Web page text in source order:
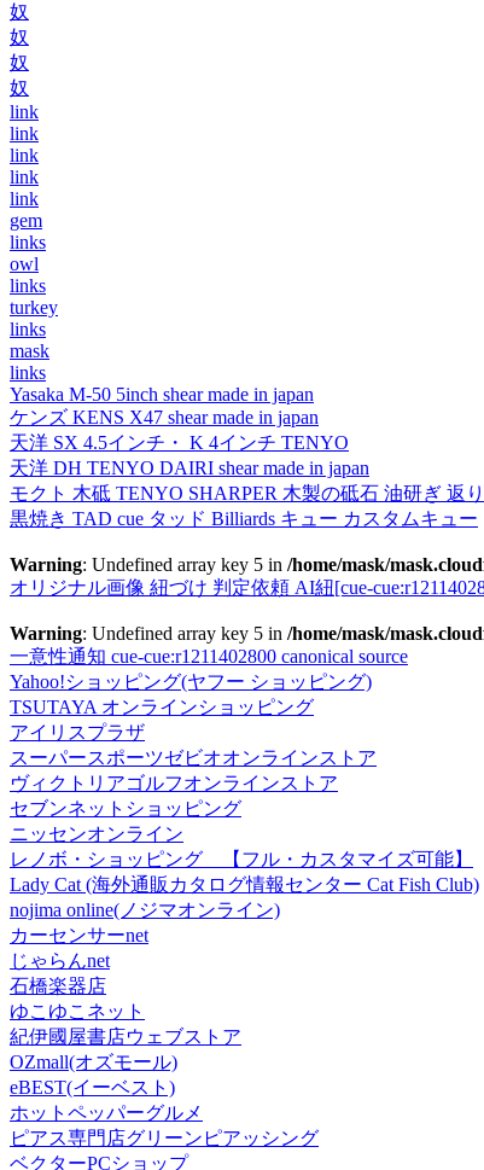
奴
奴
奴
奴
link
link
link
link
link
gem
links
owl
links
turkey
links
mask
links
Yasaka M-50 5inch shear made in japan
ケンズ KENS X47 shear made in japan
天洋 SX 4.5インチ・ K 4インチ TENYO
天洋 DH TENYO DAIRI shear made in japan
モクト 木砥 TENYO SHARPER 木製の砥石 油研ぎ 返
黒焼き TAD cue タッド Billiards キュー カスタムキュー
Warning: Undefined array key 5 in /home/mask/
オリジナル画像 紐づけ 判定依頼 AI紐[cue-
Warning: Undefined array key 5 in /home/mask/
一意性通知 cue-cue:r1211402800 canonical source
Yahoo!ショッピング(ヤフー ショッピング)
TSUTAYA オンラインショッピング
アイリスプラザ
スーパースポーツゼビオオンラインストア
ヴィクトリアゴルフオンラインストア
セブンネットショッピング
ニッセンオンライン
レノボ・ショッピング 【フル・カスタマイズ可能】
Lady Cat (海外通販カタログ情報センター Cat Fish Club)
nojima online(ノジマオンライン)
カーセンサーnet
じゃらんnet
石橋楽器店
ゆこゆこネット
紀伊國屋書店ウェブストア
OZmall(オズモール)
eBEST(イーベスト)
ホットペッパーグルメ
ピアス専門店グリーンピアッシング
ベクターPCショップ